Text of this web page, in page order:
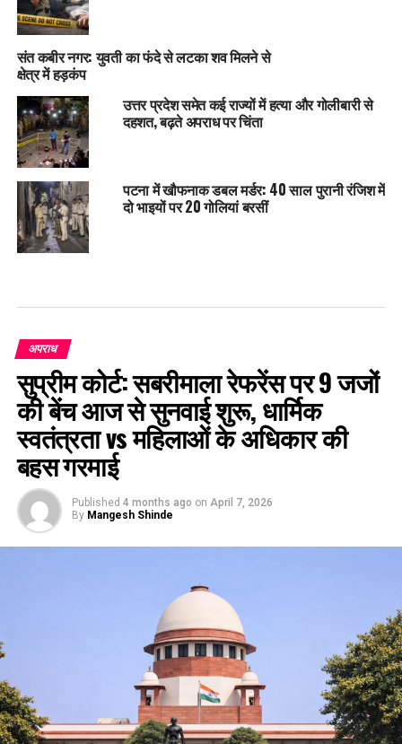
संत कबीर नगर: युवती का फंदे से लटका शव मिलने से
क्षेत्र में हड़कंप
उत्तर प्रदेश समेत कई राज्यों में हत्या और गोलीबारी से
दहशत, बढ़ते अपराध पर चिंता
पटना में खौफनाक डबल मर्डर: 40 साल पुरानी रंजिश में
दो भाइयों पर 20 गोलियां बरसीं
अपराध
सुप्रीम कोर्ट: सबरीमाला रेफरेंस पर 9 जजों
की बेंच आज से सुनवाई शुरू, धार्मिक
स्वतंत्रता vs महिलाओं के अधिकार की
बहस गरमाई
Published 4 months ago on April 7, 2026
By Mangesh Shinde